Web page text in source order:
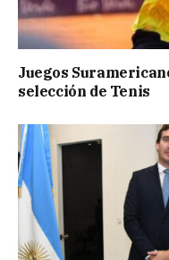
Juegos
selección de Tenis